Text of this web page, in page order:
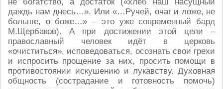
даждь нам днесь…». Или «…Ручей, очаг и ложе, не
больше, о боже…» – это уже современный бард
М.Щербаков). А при достижении этой цели –
православный человек идёт в церковь
«очиститься», исповедоваться, осознать свои грехи
и испросить прощение за них, просить помощи в
противостоянии искушению и лукавству. Духовная
общность (сострадание и готовность помочь)